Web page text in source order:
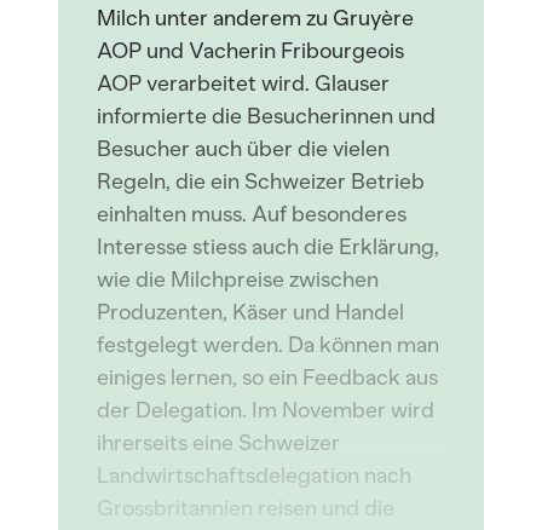
Milch unter anderem zu Gruyère
AOP und Vacherin Fribourgeois
AOP verarbeitet wird. Glauser
informierte die Besucherinnen und
Besucher auch über die vielen
Regeln, die ein Schweizer Betrieb
einhalten muss. Auf besonderes
Interesse stiess auch die Erklärung,
wie die Milchpreise zwischen
Produzenten, Käser und Handel
festgelegt werden. Da können man
einiges lernen, so ein Feedback aus
der Delegation. Im November wird
ihrerseits eine Schweizer
Landwirtschaftsdelegation nach
Grossbritannien reisen und die